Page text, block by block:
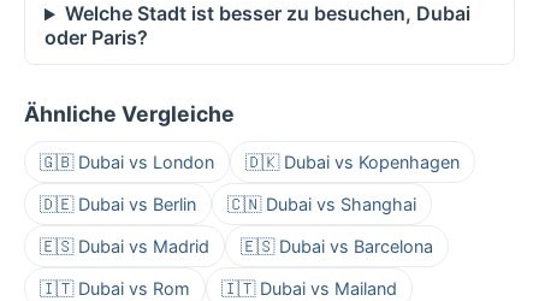
Welche Stadt ist besser zu besuchen, Dubai
oder Paris?
Ähnliche Vergleiche
🇬🇧 Dubai vs London 🇩🇰 Dubai vs Kopenhagen
🇩🇪 Dubai vs Berlin 🇨🇳 Dubai vs Shanghai
🇪🇸 Dubai vs Madrid 🇪🇸 Dubai vs Barcelona
🇮🇹 Dubai vs Rom 🇮🇹 Dubai vs Mailand